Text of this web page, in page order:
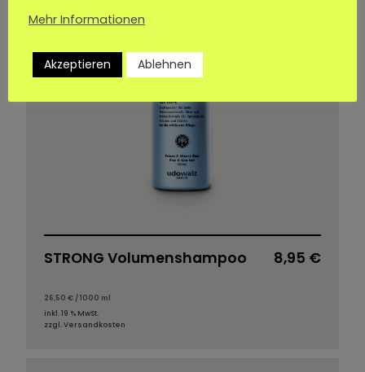
STRONG Volumenshampoo 8,95 €
26,50€ /1000 ml
inkl. 19 % MwSt.
zzgl.Versandkosten
Mehr Informationen
Akzeptieren Ablehnen